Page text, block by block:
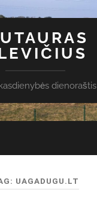
dienoraštis
UAGADUGU.LT